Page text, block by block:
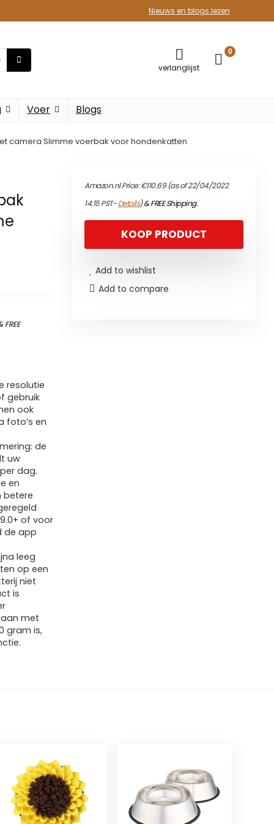
Nieuws en blogs lezen
verlanglijst
0
Voer Blogs
camera Slimme voerbak voor hondenkatten
FREE
resolutie
gebruik
ook
foto’s en
de
uw
dag.
en
betere
of voor
de app
leeg
op een
niet
is
met
gram is,
Amazon.nl Price:€110.69(as of 22/04/2022
14:15 PST-Details)&FREE Shipping.
KOOP PRODUCT
Add to wishlist
Add to compare